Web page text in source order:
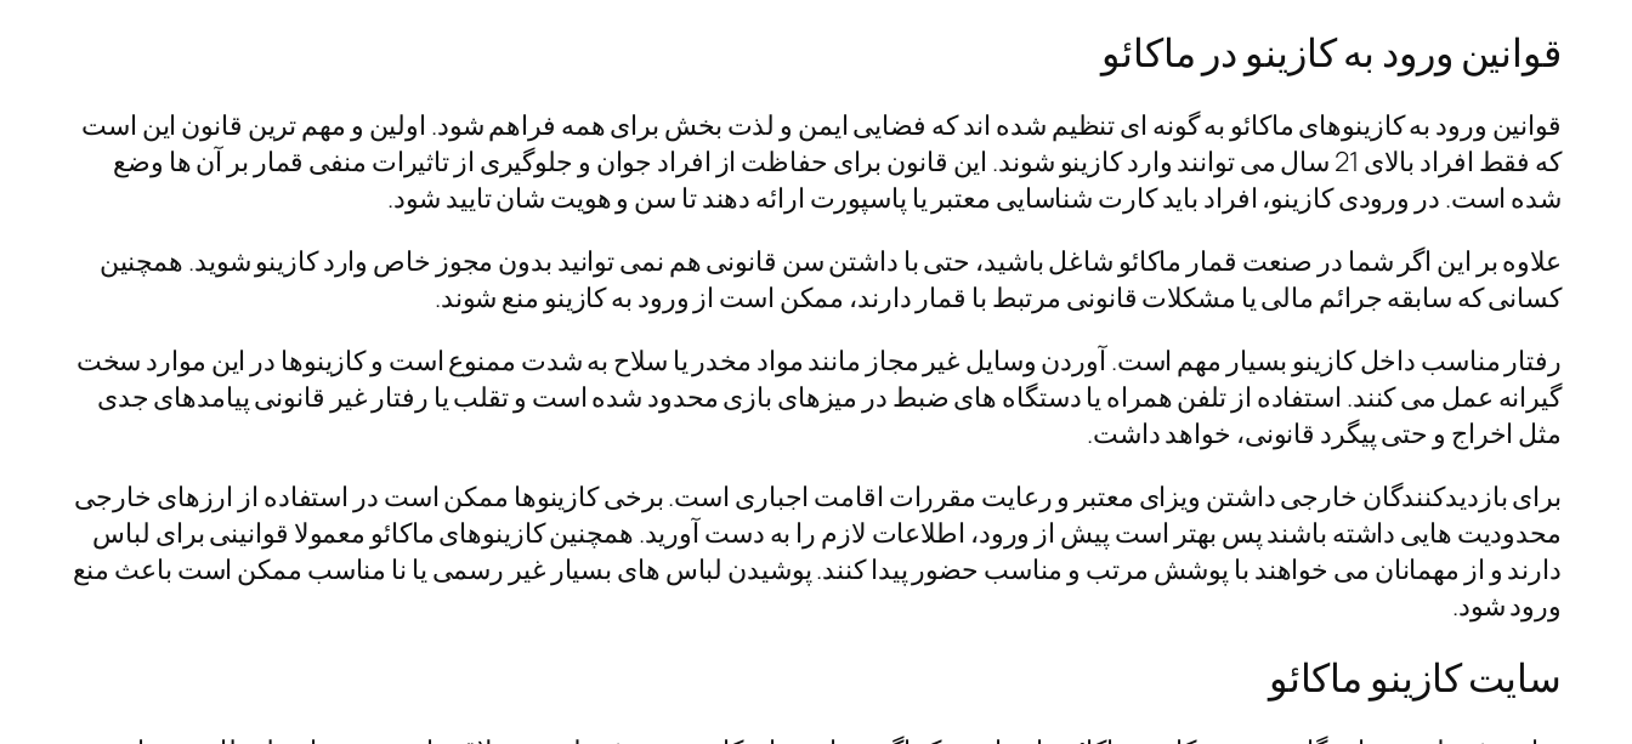
قوانین ورود به کازینو در ماکائو
قوانین ورود به کازینوهای ماکائو به گونه ای تنظیم شده اند که فضایی ایمن و لذت بخش برای همه فراهم شود. اولین و مهم ترین قانون این است
که فقط افراد بالای 21 سال می توانند وارد کازینو شوند. این قانون برای حفاظت از افراد جوان و جلوگیری از تاثیرات منفی قمار بر آن ها وضع
شده است. در ورودی کازینو، افراد باید کارت شناسایی معتبر یا پاسپورت ارائه دهند تا سن و هویت شان تایید شود.
علاوه بر این اگر شما در صنعت قمار ماکائو شاغل باشید، حتی با داشتن سن قانونی هم نمی توانید بدون مجوز خاص وارد کازینو شوید. همچنین
کسانی که سابقه جرائم مالی یا مشکلات قانونی مرتبط با قمار دارند، ممکن است از ورود به کازینو منع شوند.
رفتار مناسب داخل کازینو بسیار مهم است. آوردن وسایل غیر مجاز مانند مواد مخدر یا سلاح به شدت ممنوع است و کازینوها در این موارد سخت
گیرانه عمل می کنند. استفاده از تلفن همراه یا دستگاه های ضبط در میزهای بازی محدود شده است و تقلب یا رفتار غیر قانونی پیامدهای جدی
مثل اخراج و حتی پیگرد قانونی، خواهد داشت.
برای بازدیدکنندگان خارجی داشتن ویزای معتبر و رعایت مقررات اقامت اجباری است. برخی کازینوها ممکن است در استفاده از ارزهای خارجی
محدودیت هایی داشته باشند پس بهتر است پیش از ورود، اطلاعات لازم را به دست آورید. همچنین کازینوهای ماکائو معمولا قوانینی برای لباس
دارند و از مهمانان می خواهند با پوشش مرتب و مناسب حضور پیدا کنند. پوشیدن لباس های بسیار غیر رسمی یا نا مناسب ممکن است باعث منع
ورود شود.
سایت کازینو ماکائو